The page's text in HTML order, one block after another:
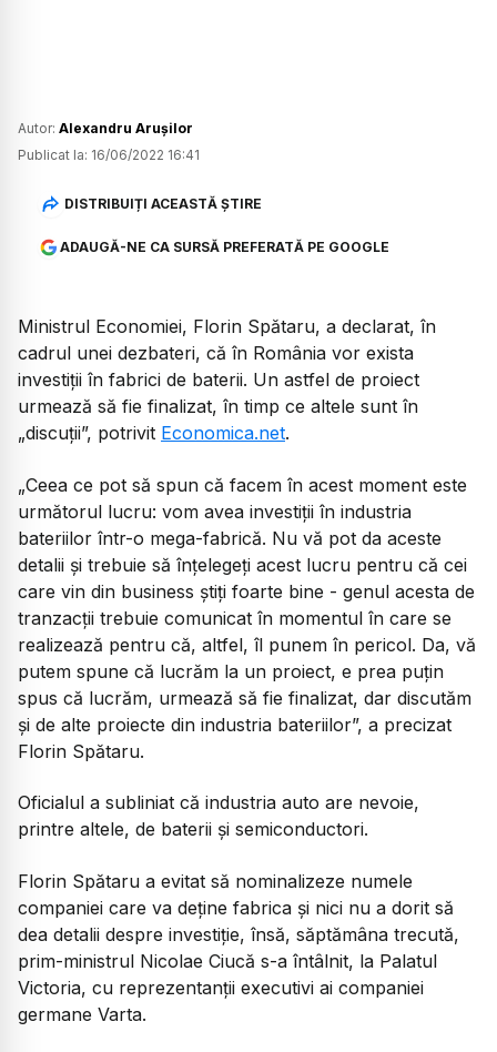
Autor: Alexandru Arușilor
Publicat la: 16/06/2022 16:41
DISTRIBUIȚI ACEASTĂ ȘTIRE
ADAUGĂ-NE CA SURSĂ PREFERATĂ PE GOOGLE
Ministrul Economiei, Florin Spătaru, a declarat, în
cadrul unei dezbateri, că în România vor exista
investiții în fabrici de baterii. Un astfel de proiect
urmează să fie finalizat, în timp ce altele sunt în
„discuții”, potrivit Economica.net.
„Ceea ce pot să spun că facem în acest moment este
următorul lucru: vom avea investiţii în industria
bateriilor într-o mega-fabrică. Nu vă pot da aceste
detalii şi trebuie să înţelegeţi acest lucru pentru că cei
care vin din business ştiţi foarte bine - genul acesta de
tranzacţii trebuie comunicat în momentul în care se
realizează pentru că, altfel, îl punem în pericol. Da, vă
putem spune că lucrăm la un proiect, e prea puţin
spus că lucrăm, urmează să fie finalizat, dar discutăm
şi de alte proiecte din industria bateriilor”, a precizat
Florin Spătaru.
Oficialul a subliniat că industria auto are nevoie,
printre altele, de baterii şi semiconductori.
Florin Spătaru a evitat să nominalizeze numele
companiei care va deține fabrica și nici nu a dorit să
dea detalii despre investiție, însă, săptămâna trecută,
prim-ministrul Nicolae Ciucă s-a întâlnit, la Palatul
Victoria, cu reprezentanţii executivi ai companiei
germane Varta.